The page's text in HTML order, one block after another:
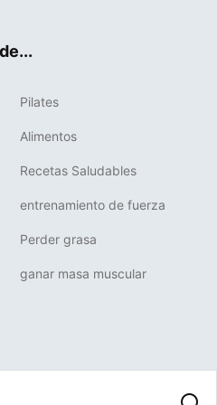
Pilates
Alimentos
Recetas Saludables
entrenamiento de fuerza
Perder grasa
ganar masa muscular